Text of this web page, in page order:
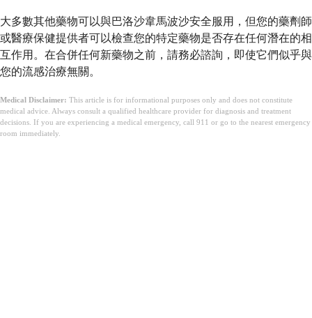
大多數其他藥物可以與巴洛沙韋馬波沙安全服用，但您的藥劑師
或醫療保健提供者可以檢查您的特定藥物是否存在任何潛在的相
互作用。在合併任何新藥物之前，請務必諮詢，即使它們似乎與
您的流感治療無關。
Medical Disclaimer: This article is for informational purposes only and does not constitute
medical advice. Always consult a qualified healthcare provider for diagnosis and treatment
decisions. If you are experiencing a medical emergency, call 911 or go to the nearest emergency
room immediately.